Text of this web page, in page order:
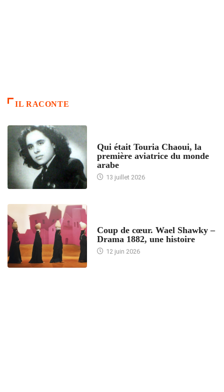
IL RACONTE
Qui était Touria Chaoui, la
première aviatrice du monde
arabe
13 juillet 2026
Coup de cœur. Wael Shawky –
Drama 1882, une histoire
12 juin 2026